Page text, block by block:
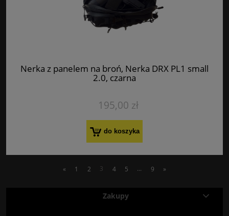
Nerka z panelem na broń, Nerka DRX PL1 small
2.0, czarna
195,00 zł
do koszyka
« 1 2 3 4 5 ... 9 »
Zakupy